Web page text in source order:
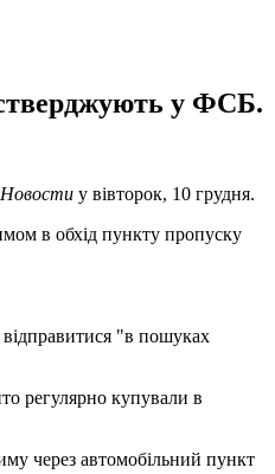
у ФСБ.
у вівторок, 10 грудня.
в обхід пункту пропуску
"в пошуках
регулярно купували в
через автомобільний пункт